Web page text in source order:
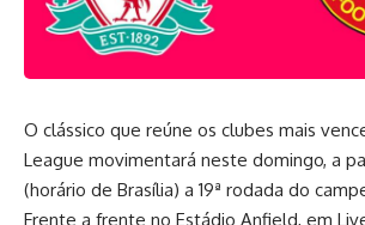
O clássico que reúne os clubes mais
League movimentará neste domingo, a
(horário de Brasília) a 19ª rodada do
Frente a frente no Estádio Anfield, em